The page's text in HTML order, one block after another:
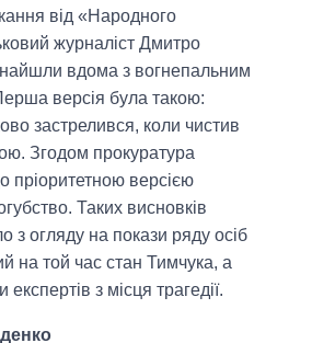
від «Народного
журналіст Дмитро
вдома з вогнепальним
версія була такою:
застрелився, коли чистив
Згодом прокуратура
пріоритетною версією
Таких висновків
з огляду на покази ряду осіб
на той час стан Тимчука, а
з місця трагедії.